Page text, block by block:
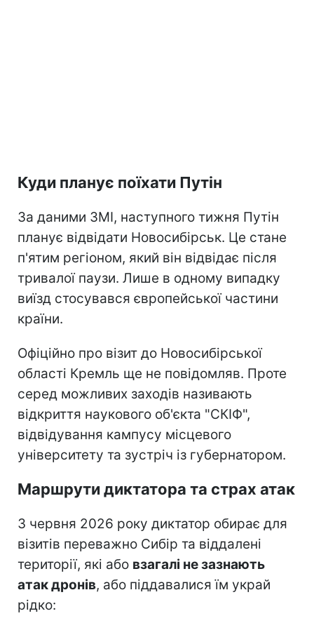
Куди планує поїхати Путін
За даними ЗМІ, наступного тижня Путін
планує відвідати Новосибірськ. Це стане
п'ятим регіоном, який він відвідає після
тривалої паузи. Лише в одному випадку
виїзд стосувався європейської частини
країни.
Офіційно про візит до Новосибірської
області Кремль ще не повідомляв. Проте
серед можливих заходів називають
відкриття наукового об'єкта "СКІФ",
відвідування кампусу місцевого
університету та зустріч із губернатором.
Маршрути диктатора та страх атак
З червня 2026 року диктатор обирає для
візитів переважно Сибір та віддалені
території, які або взагалі не зазнають
атак дронів, або піддавалися їм украй
рідко: